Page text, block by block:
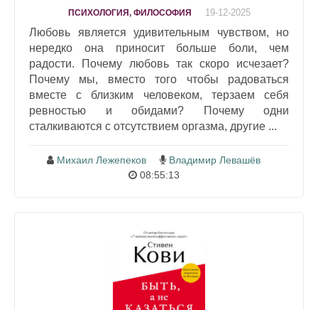
ПСИХОЛОГИЯ, ФИЛОСОФИЯ 19-12-2025
Любовь является удивительным чувством, но
нередко она приносит больше боли, чем
радости. Почему любовь так скоро исчезает?
Почему мы, вместо того чтобы радоваться
вместе с близким человеком, терзаем себя
ревностью и обидами? Почему одни
сталкиваются с отсутствием оргазма, другие ...
Михаил Лежепеков
Владимир Левашёв
08:55:13